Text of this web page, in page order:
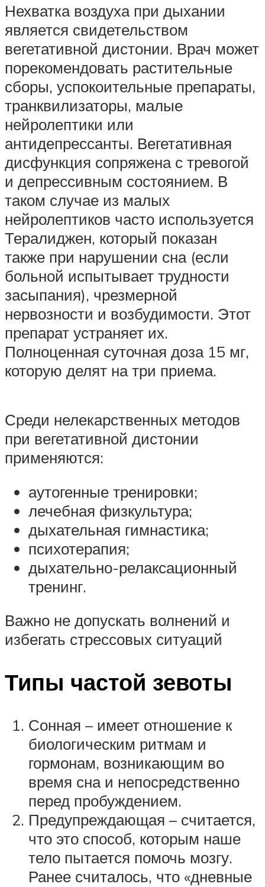
Нехватка воздуха при дыхании
является свидетельством
вегетативной дистонии. Врач может
порекомендовать растительные
сборы, успокоительные препараты,
транквилизаторы, малые
нейролептики или
антидепрессанты. Вегетативная
дисфункция сопряжена с тревогой
и депрессивным состоянием. В
таком случае из малых
нейролептиков часто используется
Тералиджен, который показан
также при нарушении сна (если
больной испытывает трудности
засыпания), чрезмерной
нервозности и возбудимости. Этот
препарат устраняет их.
Полноценная суточная доза 15 мг,
которую делят на три приема.
Среди нелекарственных методов
при вегетативной дистонии
применяются:
аутогенные тренировки;
лечебная физкультура;
дыхательная гимнастика;
психотерапия;
дыхательно-релаксационный
тренинг.
Важно не допускать волнений и
избегать стрессовых ситуаций
Типы частой зевоты
Сонная – имеет отношение к
биологическим ритмам и
гормонам, возникающим во
время сна и непосредственно
перед пробуждением.
Предупреждающая – считается,
что это способ, которым наше
тело пытается помочь мозгу.
Ранее считалось, что «дневные